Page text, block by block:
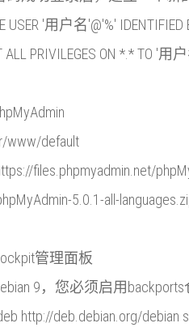
USER '用户名'@'%'
ALL PRIVILEGES ON *.* TO '用
www/default
files.phpmyadmin.net/
5.0.1-all-
管理面板
9，您必须启用backports
http://deb.debian.org/debian